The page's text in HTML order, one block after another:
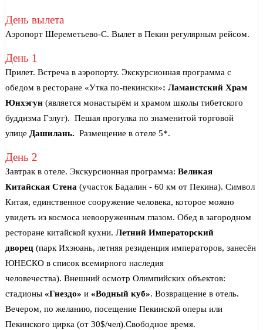
День вылета
Аэропорт Шереметьево-C. Вылет в Пекин регулярным рейсом.
День 1
Прилет. Встреча в аэропорту. Экскурсионная программа с
обедом в ресторане «Утка по-пекински»: Ламаистский Храм
Юнхэгун (является монастырём и храмом школы тибетского
буддизма Гэлуг). Пешая прогулка по знаменитой торговой
улице Дашилань. Размещение в отеле 5*.
День 2
Завтрак в отеле. Экскурсионная программа: Великая
Китайская Стена (участок Бадалин - 60 км от Пекина). Символ
Китая, единственное сооружение человека, которое можно
увидеть из космоса невооруженным глазом. Обед в загородном
ресторане китайской кухни. Летний Императорский
дворец (парк Ихэюань, летняя резиденция императоров, занесён
ЮНЕСКО в список всемирного наследия
человечества). Внешний осмотр Олимпийских объектов:
стадионы «Гнездо» и «Водный куб». Возвращение в отель.
Вечером, по желанию, посещение Пекинской оперы или
Пекинского цирка (от 30$/чел).Свободное время.